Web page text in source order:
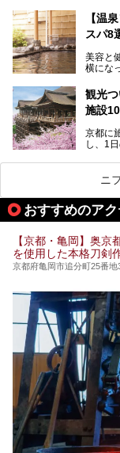
自分
ナを
のある
ウナを
【温
スパ8
美容と
横にな
地元の
観光の
今回は
観光
施設
京都に
し、1
そんな
も素
できる
ニ
おすすめのア
【京都・亀岡】奥京
を使用した本格刀剣
京都府亀岡市追分町25番地